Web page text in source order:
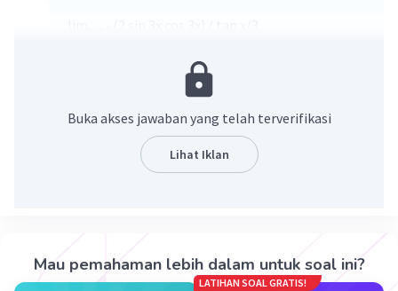
6 sin 3x/tan x . cos 3x
= 6 × 3 × cos 0 = 6 × 3 = 18
Beri Rating Balas
Hafwen J
Buka akses jawaban yang telah terverifikasi
Lihat Iklan
Mau pemahaman lebih dalam untuk soal ini?
LATIHAN SOAL GRATIS!